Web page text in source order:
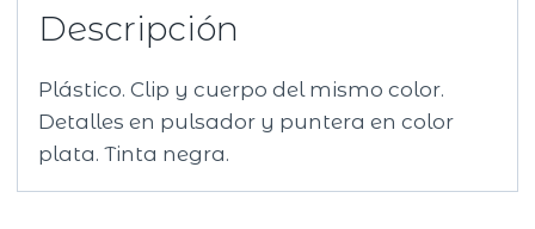
Descripción
Plástico. Clip y cuerpo del mismo color.
Detalles en pulsador y puntera en color
plata. Tinta negra.